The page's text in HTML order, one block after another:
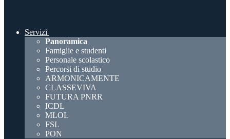
Servizi
Panoramica
Famiglie e studenti
Personale scolastico
Percorsi di studio
ARMONICAMENTE
CLASSEVIVA
FUTURA PNRR
ICDL
MLOL
FSL
PON